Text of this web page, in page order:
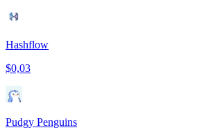
Hashflow
$0,03
Pudgy Penguins